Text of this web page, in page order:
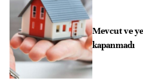
Mevcut ve
kapanmadı